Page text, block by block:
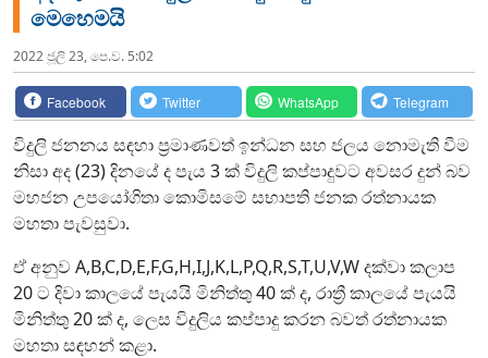
මෙහෙමයි
2022 ජූලි 23, පෙ.ව. 5:02
Facebook Twitter WhatsApp Telegram
විදුලි ජනනය සඳහා ප්‍රමාණවත් ඉන්ධන සහ ජලය නොමැති වීම
නිසා අද (23) දිනයේ ද පැය 3 ක් විදුලි කප්පාදුවට අවසර දුන් බව
මහජන උපයෝගිතා කොමිසමේ සභාපති ජනක රත්නායක
මහතා පැවසුවා.
ඒ අනුව A,B,C,D,E,F,G,H,I,J,K,L,P,Q,R,S,T,U,V,W දක්වා කලාප
20 ට දිවා කාලයේ පැයයි මිනිත්තු 40 ක් ද, රාත්‍රී කාලයේ පැයයි
මිනිත්තු 20 ක් ද, ලෙස විදුලිය කප්පාදු කරන බවත් රත්නායක
මහතා සඳහන් කළා.